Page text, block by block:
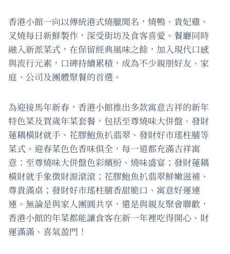
香港小館一向以傳統港式燒臘聞名，燒鴨、貴妃雞、
叉燒每日新鮮製作，深受街坊及食客喜愛。餐廳同時
融入新派菜式，在保留經典風味之餘，加入現代口感
與流行元素，口碑持續累積，成為不少親朋好友、家
庭、公司及團體聚餐的首選。
為迎接馬年新春，香港小館推出多款寓意吉祥的新年
特色菜及賀歲年菜套餐，包括至尊燒味大併盤、發財
蓮耦橫財就手、花膠鮑魚扒翡翠、發財好市瑤柱脯等
菜式。迎春菜色色香味俱全，每一道都充滿吉祥寓
意：至尊燒味大併盤色彩繽紛、燒味盛宴；發財蓮耦
橫財就手象徵財源滾滾；花膠鮑魚扒翡翠鮮嫩滋補、
尊貴滿桌；發財好市瑤柱脯香甜脆口、寓意好運連
連。無論是與家人團圓共享，還是與親友聚會聯歡，
香港小館的年菜都能讓食客在新一年裡吃得開心、財
運滿滿、喜氣盈門！